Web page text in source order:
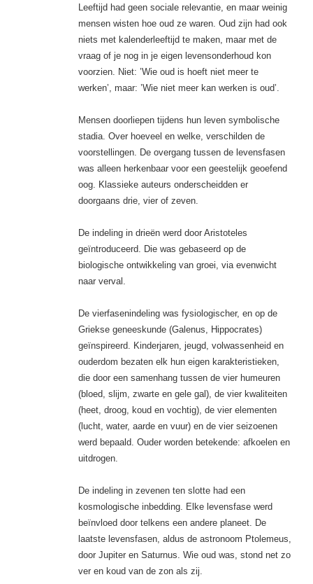
Leeftijd had geen sociale relevantie, en maar weinig
mensen wisten hoe oud ze waren. Oud zijn had ook
niets met kalenderleeftijd te maken, maar met de
vraag of je nog in je eigen levensonderhoud kon
voorzien. Niet: ’Wie oud is hoeft niet meer te
werken’, maar: ’Wie niet meer kan werken is oud’.
Mensen doorliepen tijdens hun leven symbolische
stadia. Over hoeveel en welke, verschilden de
voorstellingen. De overgang tussen de levensfasen
was alleen herkenbaar voor een geestelijk geoefend
oog. Klassieke auteurs onderscheidden er
doorgaans drie, vier of zeven.
De indeling in drieën werd door Aristoteles
geïntroduceerd. Die was gebaseerd op de
biologische ontwikkeling van groei, via evenwicht
naar verval.
De vierfasenindeling was fysiologischer, en op de
Griekse geneeskunde (Galenus, Hippocrates)
geïnspireerd. Kinderjaren, jeugd, volwassenheid en
ouderdom bezaten elk hun eigen karakteristieken,
die door een samenhang tussen de vier humeuren
(bloed, slijm, zwarte en gele gal), de vier kwaliteiten
(heet, droog, koud en vochtig), de vier elementen
(lucht, water, aarde en vuur) en de vier seizoenen
werd bepaald. Ouder worden betekende: afkoelen en
uitdrogen.
De indeling in zevenen ten slotte had een
kosmologische inbedding. Elke levensfase werd
beïnvloed door telkens een andere planeet. De
laatste levensfasen, aldus de astronoom Ptolemeus,
door Jupiter en Saturnus. Wie oud was, stond net zo
ver en koud van de zon als zij.